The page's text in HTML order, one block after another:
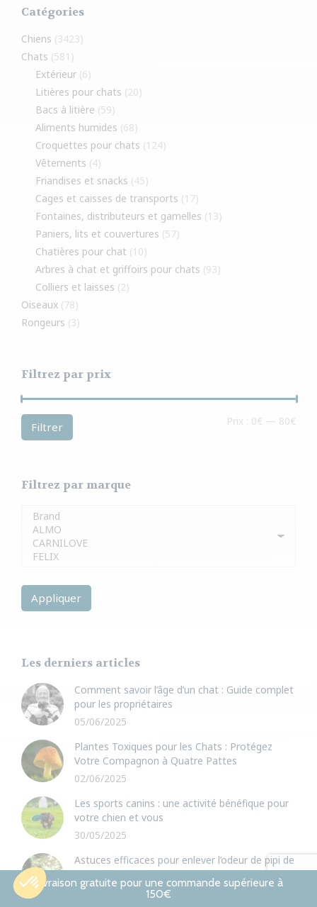
Catégories
Chiens (3423)
Chats (581)
Extérieur (6)
Litières pour chats (20)
Bacs à litière (59)
Aliments humides (68)
Croquettes pour chats (124)
Vêtements (4)
Friandises et snacks (45)
Cages et caisses de transports (17)
Fontaines, distributeurs et gamelles (13)
Paniers, lits et couvertures (57)
Chatières pour chat (10)
Arbres à chat et griffoirs pour chats (93)
Colliers et laisses (2)
Oiseaux (78)
Rongeurs (3)
Filtrez par prix
Filtrer Prix : 0€ — 80€
Filtrez par marque
Appliquer
Les derniers articles
Comment savoir l’âge d’un chat : Guide complet
pour les propriétaires
05/06/2025
Plantes Toxiques pour les Chats : Protégez
Votre Compagnon à Quatre Pattes
02/06/2025
Les sports canins : une activité bénéfique pour
votre chien et vous
30/05/2025
Astuces efficaces pour enlever l’odeur de pipi de
chat
27/05/2025
Livraison gratuite pour une commande supérieure à
150€